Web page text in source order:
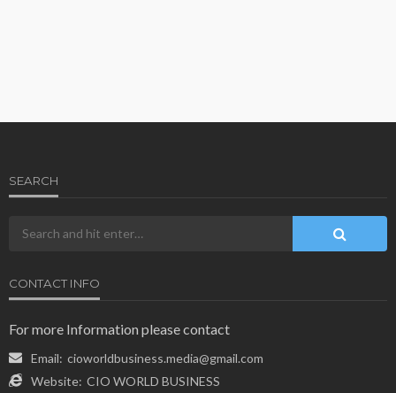
SEARCH
CONTACT INFO
For more Information please contact
Email: cioworldbusiness.media@gmail.com
Website: CIO WORLD BUSINESS